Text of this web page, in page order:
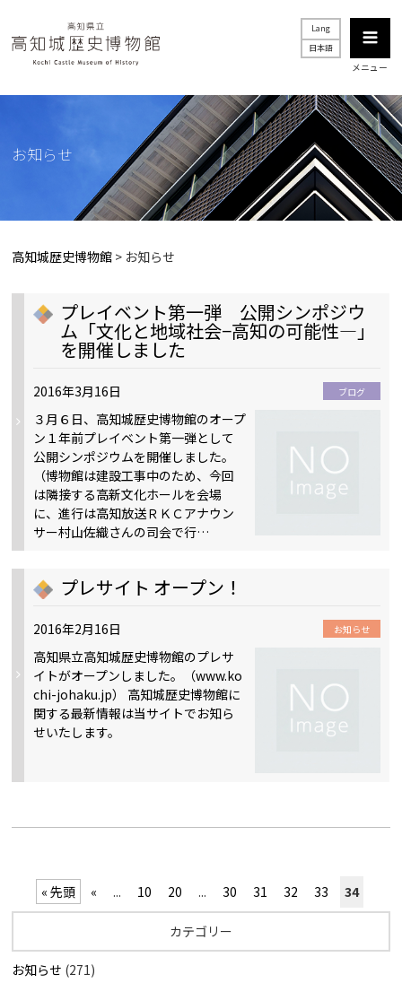
Lang
日本語
メニュー
お知らせ
高知城歴史博物館 > お知らせ
プレイベント第一弾 公開シンポジウ
ム「文化と地域社会−高知の可能性—」
を開催しました
2016年3月16日 ブログ
３月６日、高知城歴史博物館のオープ
ン１年前プレイベント第一弾として
公開シンポジウムを開催しました。
（博物館は建設工事中のため、今回
は隣接する高新文化ホールを会場
に、進行は高知放送ＲＫＣアナウン
サー村山佐織さんの司会で行…
プレサイト オープン！
2016年2月16日 お知らせ
高知県立高知城歴史博物館のプレサ
イトがオープンしました。（www.ko
chi-johaku.jp） 高知城歴史博物館に
関する最新情報は当サイトでお知ら
せいたします。
« 先頭 « ... 10 20 ... 30 31 32 33 34
カテゴリー
お知らせ (271)